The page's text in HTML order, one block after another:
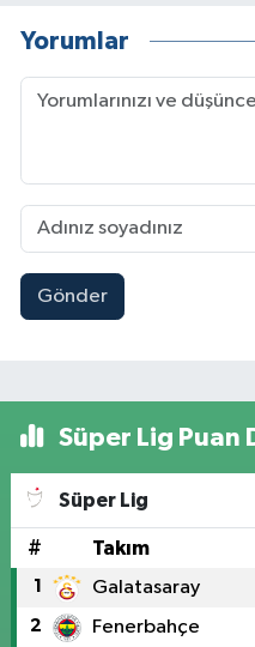
Yorumlar
Gönder
Süper Lig Puan
Süper Lig
# Takım
1 Galatasaray
2 Fenerbahçe